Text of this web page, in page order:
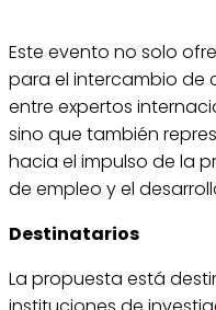
Este evento no solo
para el intercambio de
entre expertos
sino que también
hacia el impulso de la
de empleo y el
Destinatarios
La propuesta está